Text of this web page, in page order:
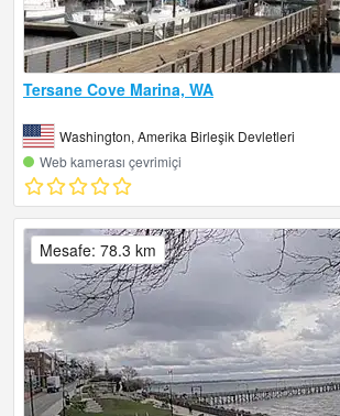
Tersane Cove Marina, WA
Washington, Amerika Birleşik Devletleri
Web kamerası çevrimiçi
Mesafe: 78.3 km